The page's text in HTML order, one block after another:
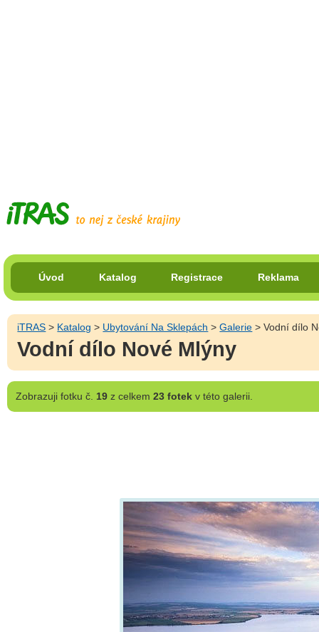
Úvod Katalog Registrace Reklama
iTRAS > Katalog > Ubytování Na Sklepách >Galerie > Vodní dílo
Vodní dílo Nové Mlýny
Zobrazujifotku č. 19z celkem 23 fotekv této galerii.